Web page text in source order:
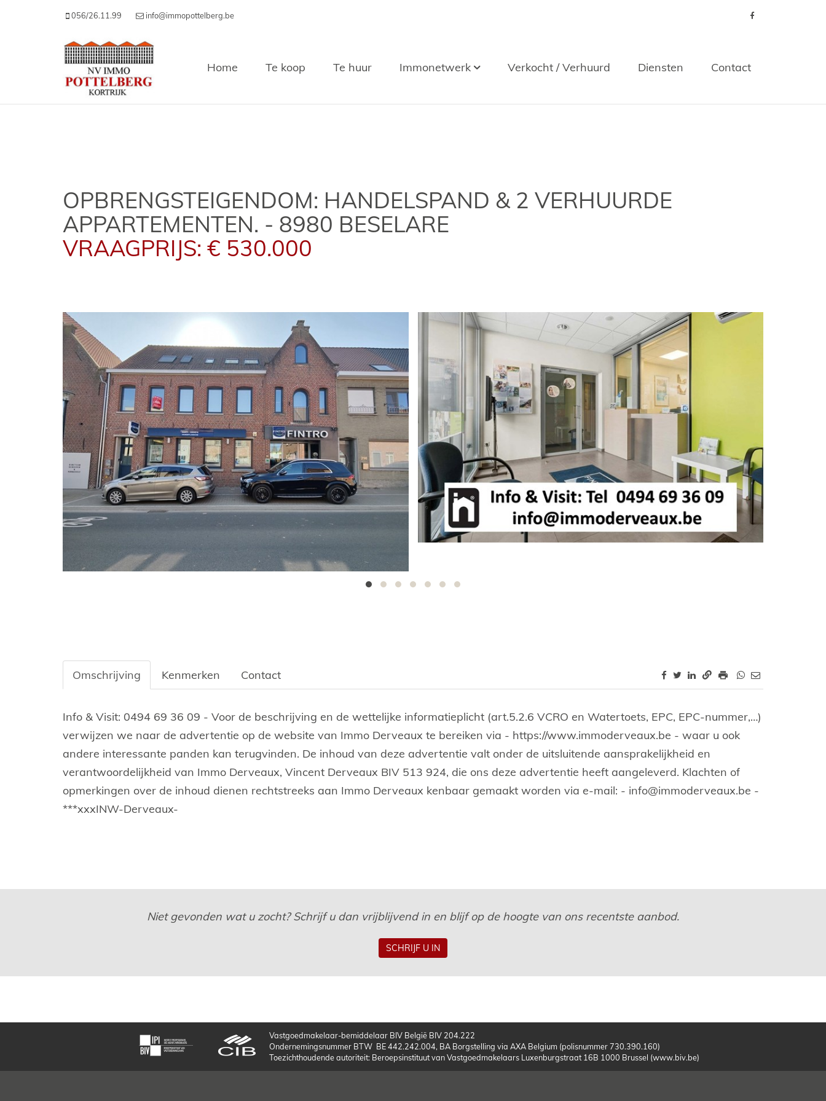
056/26.11.99 info@immopottelberg.be
Home Te koop Te huur Immonetwerk Verkocht / Verhuurd Diensten Contact
OPBRENGSTEIGENDOM: HANDELSPAND & 2 VERHUURDE
APPARTEMENTEN. - 8980 BESELARE
VRAAGPRIJS: € 530.000
Omschrijving Kenmerken Contact
Omschrijving
Info & Visit: 0494 69 36 09 - Voor de beschrijving en de wettelijke informatieplicht (art.5.2.6 VCRO en Watertoets, EPC, EPC-nummer,…)
verwijzen we naar de advertentie op de website van Immo Derveaux te bereiken via - https://www.immoderveaux.be - waar u ook
andere interessante panden kan terugvinden. De inhoud van deze advertentie valt onder de uitsluitende aansprakelijkheid en
verantwoordelijkheid van Immo Derveaux, Vincent Derveaux BIV 513 924, die ons deze advertentie heeft aangeleverd. Klachten of
opmerkingen over de inhoud dienen rechtstreeks aan Immo Derveaux kenbaar gemaakt worden via e-mail: - info@immoderveaux.be -
***xxxINW-Derveaux-
Niet gevonden wat u zocht? Schrijf u dan vrijblijvend in en blijf op de hoogte van ons recentste aanbod.
SCHRIJF U IN
Vastgoedmakelaar-bemiddelaar BIV België BIV 204.222
Ondernemingsnummer BTW BE 442.242.004, BA Borgstelling via AXA Belgium (polisnummer 730.390.160)
Toezichthoudende autoriteit: Beroepsinstituut van Vastgoedmakelaars Luxenburgstraat 16B 1000 Brussel (www.biv.be)